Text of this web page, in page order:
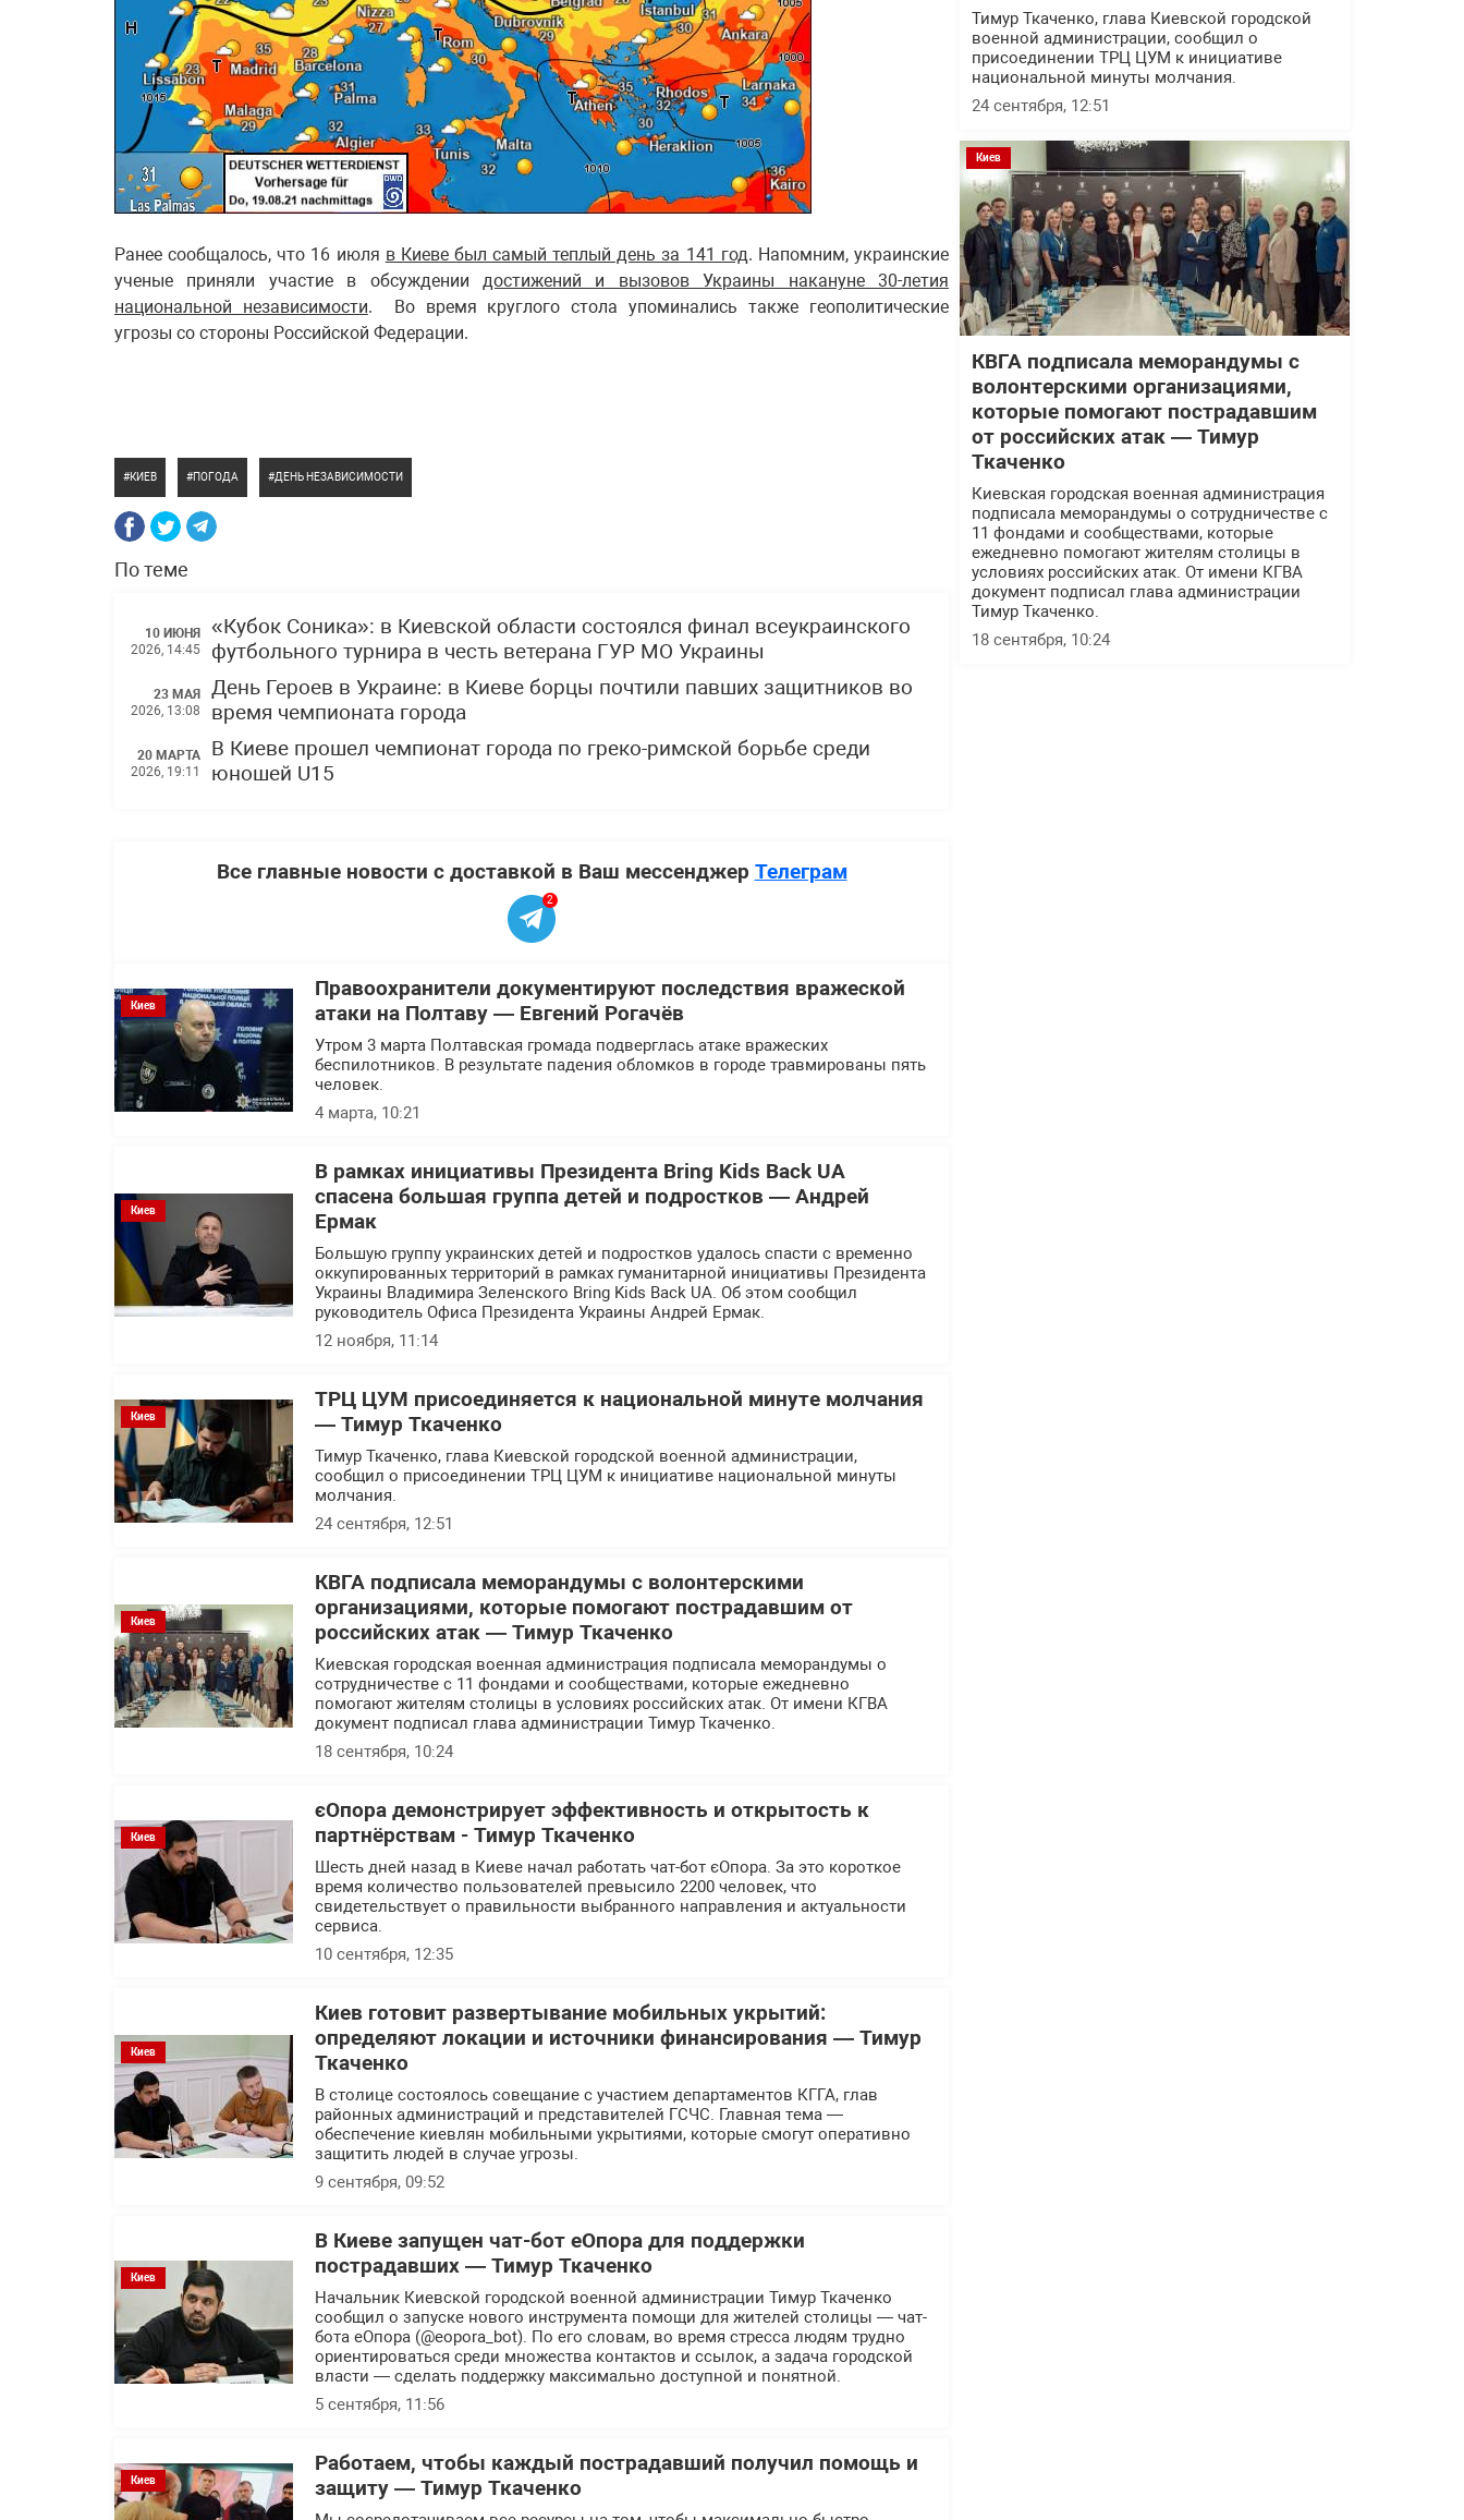
Ранее сообщалось, что 16 июля в Киеве был самый теплый день за 141 год. Напомним, украинские
ученые приняли участие в обсуждении достижений и вызовов Украины накануне 30-летия
национальной независимости. Во время круглого стола упоминались также геополитические
угрозы со стороны Российской Федерации.
КИЕВ ПОГОДА ДЕНЬ НЕЗАВИСИМОСТИ
По теме
10 ИЮНЯ
2026, 14:45
«Кубок Соника»: в Киевской области состоялся финал всеукраинского
футбольного турнира в честь ветерана ГУР МО Украины
23 МАЯ
2026, 13:08
День Героев в Украине: в Киеве борцы почтили павших защитников во
время чемпионата города
20 МАРТА
2026, 19:11
В Киеве прошел чемпионат города по греко-римской борьбе среди
юношей U15
Все главные новости с доставкой в Ваш мессенджер Телеграм
2
Киев
Правоохранители документируют последствия вражеской
атаки на Полтаву — Евгений Рогачёв
Утром 3 марта Полтавская громада подверглась атаке вражеских
беспилотников. В результате падения обломков в городе травмированы пять
человек.
4 марта, 10:21
Киев
В рамках инициативы Президента Bring Kids Back UA
спасена большая группа детей и подростков — Андрей
Ермак
Большую группу украинских детей и подростков удалось спасти с временно
оккупированных территорий в рамках гуманитарной инициативы Президента
Украины Владимира Зеленского Bring Kids Back UA. Об этом сообщил
руководитель Офиса Президента Украины Андрей Ермак.
12 ноября, 11:14
Киев
ТРЦ ЦУМ присоединяется к национальной минуте молчания
— Тимур Ткаченко
Тимур Ткаченко, глава Киевской городской военной администрации,
сообщил о присоединении ТРЦ ЦУМ к инициативе национальной минуты
молчания.
24 сентября, 12:51
Киев
КВГА подписала меморандумы с волонтерскими
организациями, которые помогают пострадавшим от
российских атак — Тимур Ткаченко
Киевская городская военная администрация подписала меморандумы о
сотрудничестве с 11 фондами и сообществами, которые ежедневно
помогают жителям столицы в условиях российских атак. От имени КГВА
документ подписал глава администрации Тимур Ткаченко.
18 сентября, 10:24
Киев
єОпора демонстрирует эффективность и открытость к
партнёрствам - Тимур Ткаченко
Шесть дней назад в Киеве начал работать чат-бот єОпора. За это короткое
время количество пользователей превысило 2200 человек, что
свидетельствует о правильности выбранного направления и актуальности
сервиса.
10 сентября, 12:35
Киев
Киев готовит развертывание мобильных укрытий:
определяют локации и источники финансирования — Тимур
Ткаченко
В столице состоялось совещание с участием департаментов КГГА, глав
районных администраций и представителей ГСЧС. Главная тема —
обеспечение киевлян мобильными укрытиями, которые смогут оперативно
защитить людей в случае угрозы.
9 сентября, 09:52
Киев
В Киеве запущен чат-бот еОпора для поддержки
пострадавших — Тимур Ткаченко
Начальник Киевской городской военной администрации Тимур Ткаченко
сообщил о запуске нового инструмента помощи для жителей столицы — чат-
бота еОпора (@eopora_bot). По его словам, во время стресса людям трудно
ориентироваться среди множества контактов и ссылок, а задача городской
власти — сделать поддержку максимально доступной и понятной.
5 сентября, 11:56
Киев
Работаем, чтобы каждый пострадавший получил помощь и
защиту — Тимур Ткаченко
Тимур Ткаченко, глава Киевской городской
военной администрации, сообщил о
присоединении ТРЦ ЦУМ к инициативе
национальной минуты молчания.
24 сентября, 12:51
Киев
КВГА подписала меморандумы с
волонтерскими организациями,
которые помогают пострадавшим
от российских атак — Тимур
Ткаченко
Киевская городская военная администрация
подписала меморандумы о сотрудничестве с
11 фондами и сообществами, которые
ежедневно помогают жителям столицы в
условиях российских атак. От имени КГВА
документ подписал глава администрации
Тимур Ткаченко.
18 сентября, 10:24